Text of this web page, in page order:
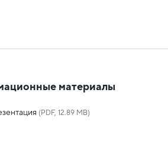
материалы
(PDF, 12.89 MB)